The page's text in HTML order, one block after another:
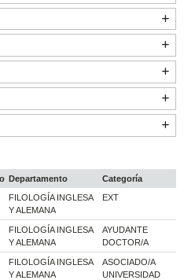
Departamento
Categoría
FILOLOGÍA INGLESA
Y ALEMANA
EXT
FILOLOGÍA INGLESA
Y ALEMANA
AYUDANTE
DOCTOR/A
FILOLOGÍA INGLESA
Y ALEMANA
ASOCIADO/A
UNIVERSIDAD